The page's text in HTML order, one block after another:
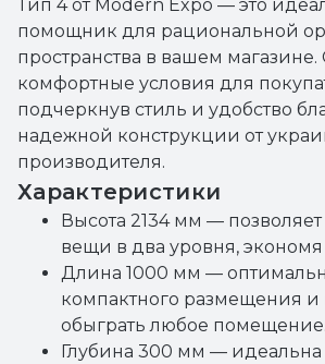
Тип 4 от Modern Expo — это
помощник для рациональной
пространства в вашем магазине.
комфортные условия для
подчеркнув стиль и удобство
надежной конструкции от
производителя.
Характеристики
Высота 2134 мм — позволяет
вещи в два уровня, экономя
Длина 1000 мм —
компактного размещения и
обыграть любое помещение.
Глубина 300 мм — идеальна